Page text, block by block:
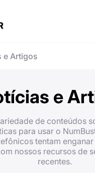
e Artigos
e
de conteúdos
para usar o
tentam
nossos recursos de
recentes.